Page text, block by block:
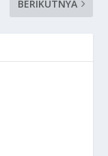
BERIKUTNYA